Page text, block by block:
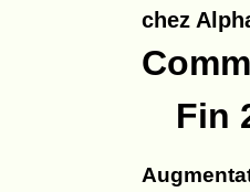
chez
Fin